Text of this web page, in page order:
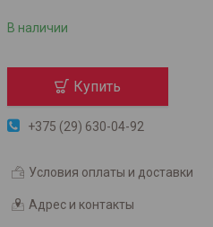
В наличии
Купить
+375 (29) 630-04-92
Условия оплаты и доставки
Адрес и контакты